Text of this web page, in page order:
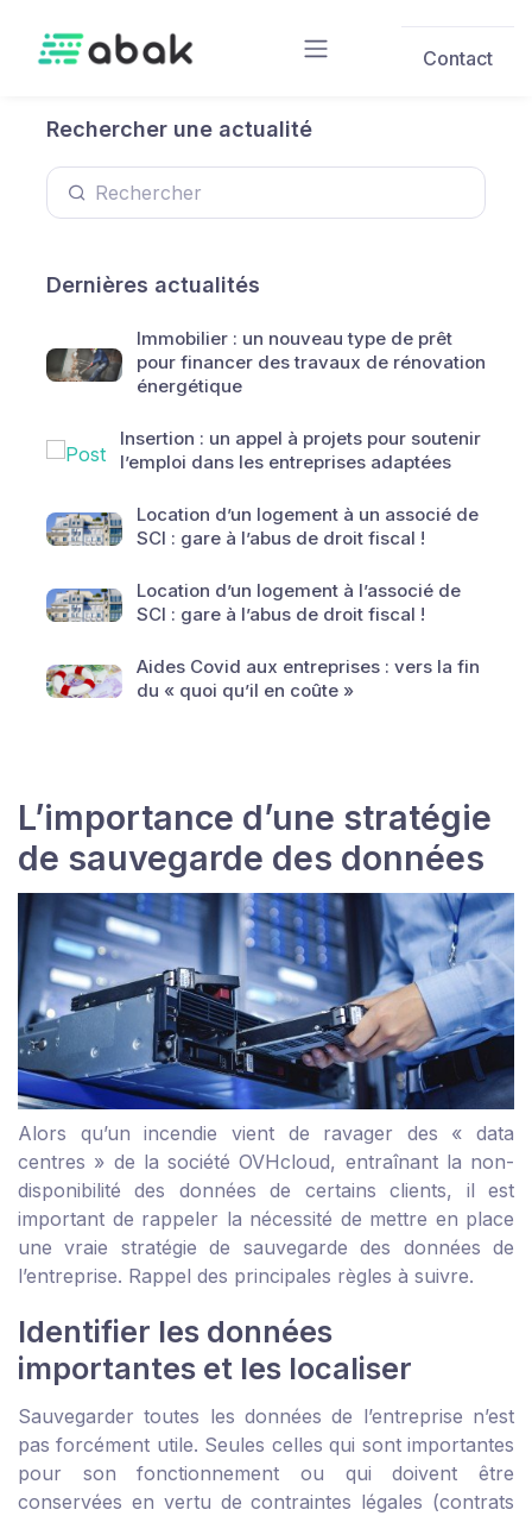
Contact
Rechercher une actualité
Dernières actualités
Immobilier : un nouveau type de prêt
pour financer des travaux de rénovation
énergétique
Insertion : un appel à projets pour soutenir
l’emploi dans les entreprises adaptées
Location d’un logement à un associé de
SCI : gare à l’abus de droit fiscal !
Location d’un logement à l’associé de
SCI : gare à l’abus de droit fiscal !
Aides Covid aux entreprises : vers la fin
du « quoi qu’il en coûte »
L’importance d’une stratégie
de sauvegarde des données
Alors qu’un incendie vient de ravager des « data
centres » de la société OVHcloud, entraînant la non-
disponibilité des données de certains clients, il est
important de rappeler la nécessité de mettre en place
une vraie stratégie de sauvegarde des données de
l’entreprise. Rappel des principales règles à suivre.
Identifier les données
importantes et les localiser
Sauvegarder toutes les données de l’entreprise n’est
pas forcément utile. Seules celles qui sont importantes
pour son fonctionnement ou qui doivent être
conservées en vertu de contraintes légales (contrats